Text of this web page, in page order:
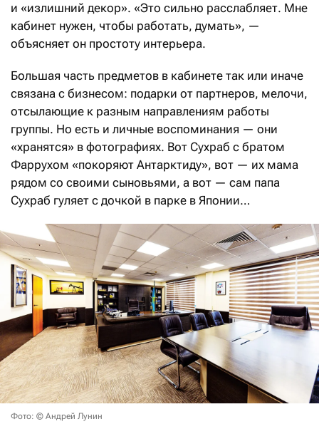
и «излишний декор». «Это сильно расслабляет. Мне
кабинет нужен, чтобы работать, думать», —
объясняет он простоту интерьера.
Большая часть предметов в кабинете так или иначе
связана с бизнесом: подарки от партнеров, мелочи,
отсылающие к разным направлениям работы
группы. Но есть и личные воспоминания — они
«хранятся» в фотографиях. Вот Сухраб с братом
Фаррухом «покоряют Антарктиду», вот — их мама
рядом со своими сыновьями, а вот — сам папа
Сухраб гуляет с дочкой в парке в Японии…
Фото: © Андрей Лунин